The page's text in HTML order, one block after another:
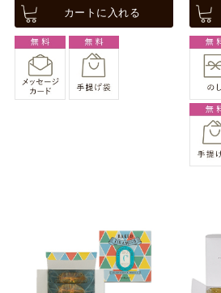
カートに入れる